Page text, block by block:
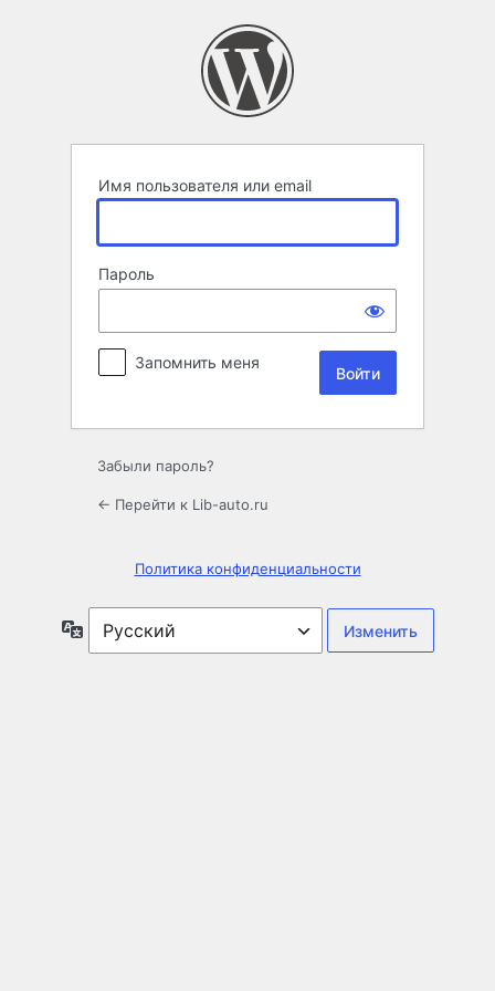
Имя пользователя или email
Пароль
Запомнить меня
Забыли пароль?
← Перейти к Lib-auto.ru
Политика конфиденциальности
Язык